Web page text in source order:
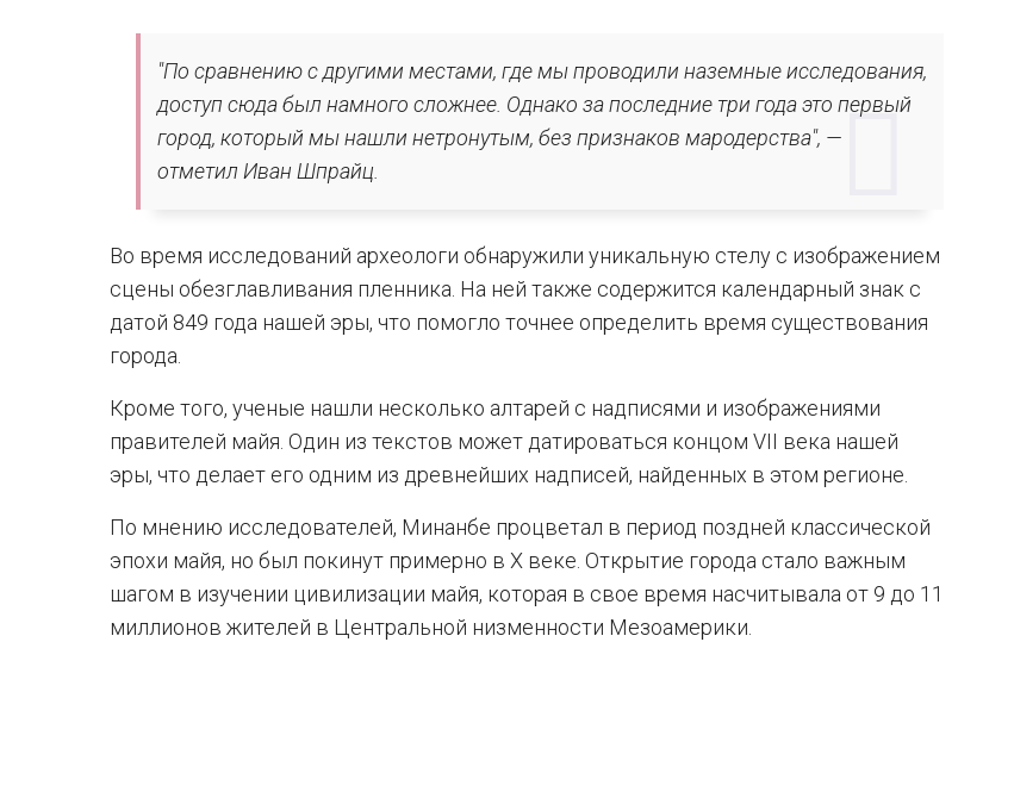
"По сравнению с другими местами, где мы проводили наземные исследования,
доступ сюда был намного сложнее. Однако за последние три года это первый
город, который мы нашли нетронутым, без признаков мародерства", —
отметил Иван Шпрайц.
Во время исследований археологи обнаружили уникальную стелу с изображением
сцены обезглавливания пленника. На ней также содержится календарный знак с
датой 849 года нашей эры, что помогло точнее определить время существования
города.
Кроме того, ученые нашли несколько алтарей с надписями и изображениями
правителей майя. Один из текстов может датироваться концом VII века нашей
эры, что делает его одним из древнейших надписей, найденных в этом регионе.
По мнению исследователей, Минанбе процветал в период поздней классической
эпохи майя, но был покинут примерно в X веке. Открытие города стало важным
шагом в изучении цивилизации майя, которая в свое время насчитывала от 9 до 11
миллионов жителей в Центральной низменности Мезоамерики.